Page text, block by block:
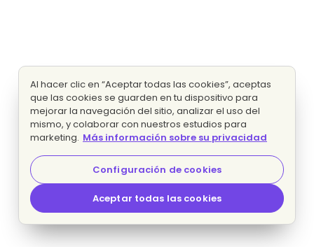
Al hacer clic en “Aceptar todas las cookies”, aceptas
que las cookies se guarden en tu dispositivo para
mejorar la navegación del sitio, analizar el uso del
mismo, y colaborar con nuestros estudios para
marketing. Más información sobre su privacidad
Configuración de cookies
Aceptar todas las cookies